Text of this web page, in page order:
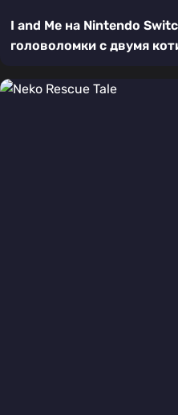
I and Me на Nintendo
головоломки с двумя